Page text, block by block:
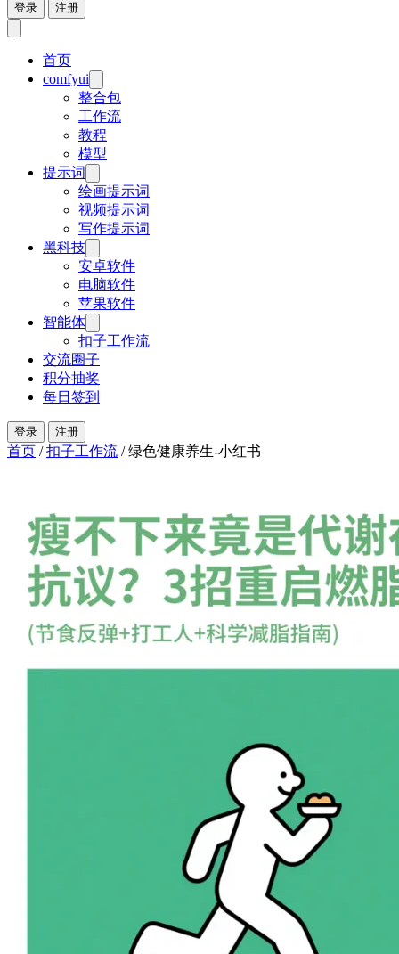
登录 注册
首页
comfyui
整合包
工作流
教程
模型
提示词
绘画提示词
视频提示词
写作提示词
黑科技
安卓软件
电脑软件
苹果软件
智能体
扣子工作流
交流圈子
积分抽奖
每日签到
登录 注册
首页 / 扣子工作流 / 绿色健康养生-小红书